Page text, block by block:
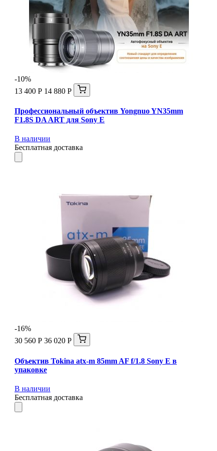
-10%
13 400 Р 14 880 Р
Профессиональный объектив Yongnuo YN35mm
F1.8S DA ART для Sony E
В наличии
Бесплатная доставка
-16%
30 560 Р 36 020 Р
Объектив Tokina atx-m 85mm AF f/1.8 Sony E в
упаковке
В наличии
Бесплатная доставка